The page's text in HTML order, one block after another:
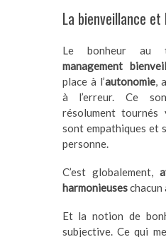
La bienveillance et
Le bonheur au
management
place à l’autonomie,
à l’erreur. Ce
résolument tournés
sont empathiques et
personne.
C’est globalement,
harmonieuseschacun
Et la notion de
subjective. Ce qui